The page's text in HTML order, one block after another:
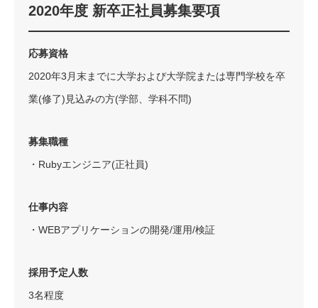
2020年度 新卒正社員募集要項
応募資格
2020年3月末までに大学および大学院または専門学校を卒
業(修了)見込みの方(学部、学科不問)
募集職種
・Rubyエンジニア(正社員)
仕事内容
・WEBアプリケーションの開発/運用/検証
採用予定人数
3名程度